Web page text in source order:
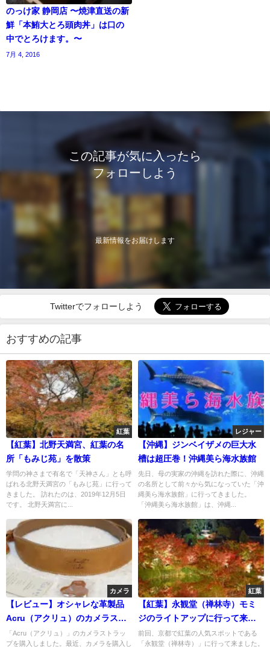
のっけ家 静岡店 〜焼津直送の新
鮮「本鮪大とろ頭肉丼」は口の
中でとろけます。〜
7月 4, 2016
この記事が気に入ったら
フォローしよう
最新情報をお届けします
Twitterでフォローしよう
おすすめの記事
紅葉
【紅葉】北野天満宮、紅葉の名
所「もみじ苑」を散策
学問の神さまで有名で「天神さん」とも呼
ばれる北野天満宮の「もみじ苑」に行って
きました。 訪れたのは、2019年12月5日
です。 北野天満宮に...
レジャー
【沖縄】ジンベイザメの巨大水
槽は超圧巻！沖縄美ら海水族館
先日、母の実家の沖縄を訪れた際に、沖縄
の名所として前々から気になっていた「沖
縄美ら海水族館」に行ってきました。
「沖縄美ら海水族館」は、沖縄...
カメラ
【レビュー】オシャレな革製品
Acru（アクリュ）のカメラスト
ラップ「カシェ・バルジ カフェ
「Acru（アクリュ）」のカメラストラッ
プを購入しました。最近、カメラを購入し
紅葉
【紅葉】永観堂（禅林寺）モミ
ジのライトアップに行って来ま
した！〜京都東山〜
前回、京都で紅葉の人気スポットである
「永観堂（禅林寺）」に行って来ました。